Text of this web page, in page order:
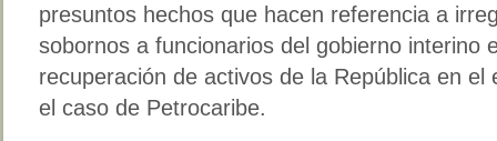
presuntos hechos que hacen referencia a
sobornos a funcionarios del gobierno interino
recuperación de activos de la República en
el caso de Petrocaribe.